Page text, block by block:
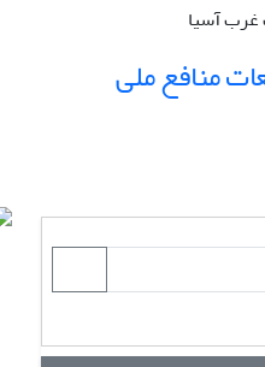
غرب آسیا
منافع ملی